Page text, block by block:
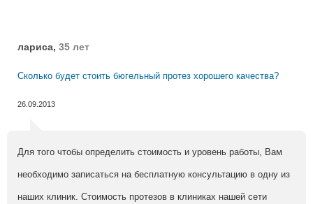
лариса, 35 лет
Сколько будет стоить бюгельный протез хорошего качества?
26.09.2013
Для того чтобы определить стоимость и уровень работы, Вам
необходимо записаться на бесплатную консультацию в одну из
наших клиник. Стоимость протезов в клиниках нашей сети